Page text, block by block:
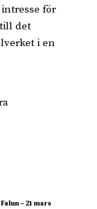
för
det
i en
– 21 mars